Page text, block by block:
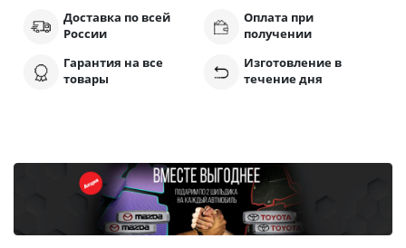
Доставка по всей
России
Оплата при
получении
Гарантия на все
товары
Изготовление в
течение дня